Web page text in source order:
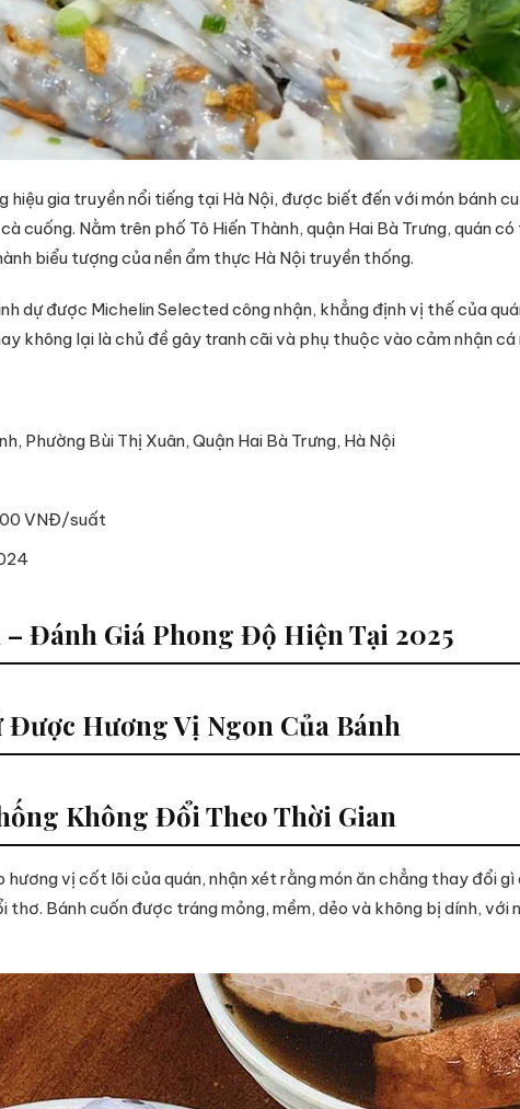
hiệu gia truyền nổi tiếng tại Hà Nội, được biết đến với món bánh
cuống. Nằm trên phố Tô Hiến Thành, quận Hai Bà Trưng, quán
biểu tượng của nền ẩm thực Hà Nội truyền thống.
dự được Michelin Selected công nhận, khẳng định vị thế của
không lại là chủ đề gây tranh cãi và phụ thuộc vào cảm nhận
Phường Bùi Thị Xuân, Quận Hai Bà Trưng, Hà Nội
VNĐ/suất
Đánh Giá Phong Độ Hiện Tại 2025
Hương Vị Ngon Của Bánh
Không Đổi Theo Thời Gian
vị cốt lõi của quán, nhận xét rằng món ăn chẳng thay đổi
Bánh cuốn được tráng mỏng, mềm, dẻo và không bị dính,